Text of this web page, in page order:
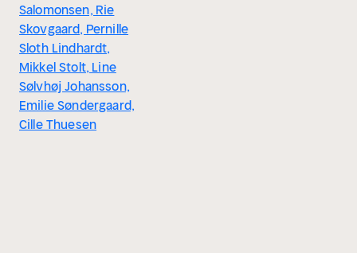
Salomonsen, Rie
Skovgaard, Pernille
Sloth Lindhardt,
Mikkel Stolt, Line
Sølvhøj Johansson,
Emilie Søndergaard,
Cille Thuesen